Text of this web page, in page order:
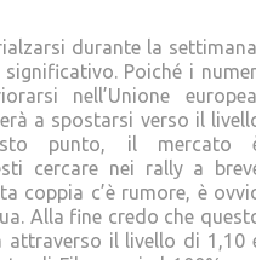
durante la
Poiché i
nell’Unione
a spostarsi verso il
punto, il mercato
cercare nei rally a
coppia c’è rumore, è
Alla fine credo che
attraverso il livello di 1,10